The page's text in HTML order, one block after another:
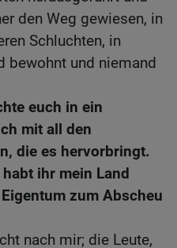
den Weg gewiesen, in
Schluchten, in
bewohnt und niemand
euch in ein
mit all den
die es hervorbringt.
ihr mein Land
zum Abscheu
nach mir; die Leute,